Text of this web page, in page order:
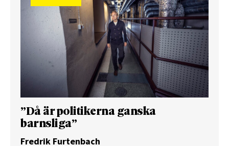
”Då är politikerna ganska
barnsliga”
Fredrik Furtenbach